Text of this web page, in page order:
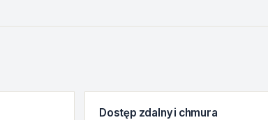
Dostęp zdalny i chmura